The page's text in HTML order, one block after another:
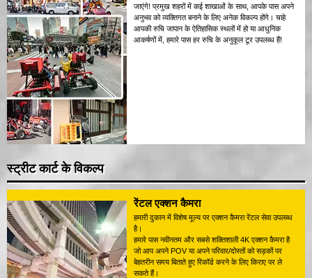
जाएंगे! प्रमुख शहरों में कई शाखाओं के साथ, आपके पास अपने
अनुभव को व्यक्तिगत बनाने के लिए अनेक विकल्प होंगे। चाहे
आपकी रुचि जापान के ऐतिहासिक स्थलों में हो या आधुनिक
आकर्षणों में, हमारे पास हर रुचि के अनुकूल टूर उपलब्ध हैं!
स्ट्रीट कार्ट के विकल्प
रेंटल एक्शन कैमरा
हमारी दुकान में विशेष मूल्य पर एक्शन कैमरा रेंटल सेवा उपलब्ध
है।
हमारे पास नवीनतम और सबसे शक्तिशाली 4K एक्शन कैमरा है
जो आप अपने POV या अपने परिवार/दोस्तों को सड़कों पर
बेहतरीन समय बिताते हुए रिकॉर्ड करने के लिए किराए पर ले
सकते हैं।